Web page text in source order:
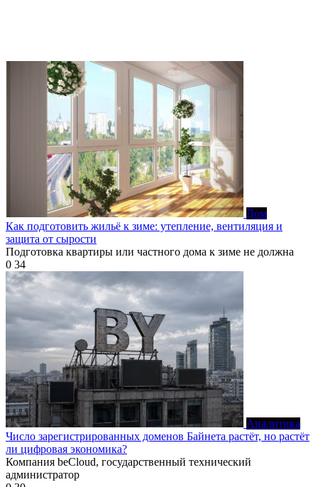
Дом
Как подготовить жильё к зиме: утепление, вентиляция и
защита от сырости
Подготовка квартиры или частного дома к зиме не должна
0 34
Аналитика
Число зарегистрированных доменов Байнета растёт, но растёт
ли цифровая экономика?
Компания beCloud, государственный технический
администратор